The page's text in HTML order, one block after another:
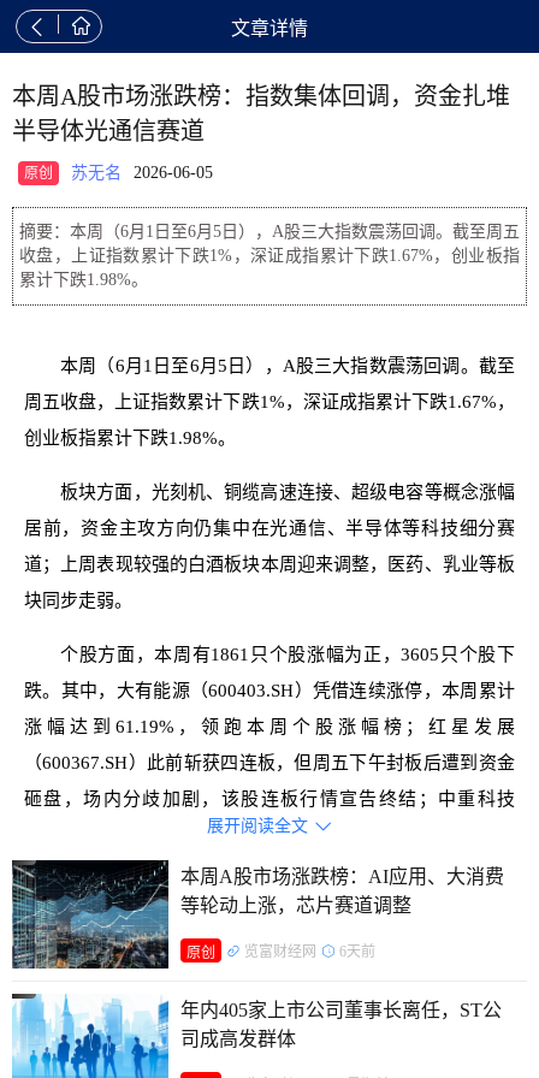
  文章详情
本周A股市场涨跌榜：指数集体回调，资金扎堆
半导体光通信赛道
原创 苏无名 2026-06-05
摘要：本周（6月1日至6月5日），A股三大指数震荡回调。截至周五
收盘，上证指数累计下跌1%，深证成指累计下跌1.67%，创业板指
累计下跌1.98%。
本周（6月1日至6月5日），A股三大指数震荡回调。截至
周五收盘，上证指数累计下跌1%，深证成指累计下跌1.67%，
创业板指累计下跌1.98%。
板块方面，光刻机、铜缆高速连接、超级电容等概念涨幅
居前，资金主攻方向仍集中在光通信、半导体等科技细分赛
道；上周表现较强的白酒板块本周迎来调整，医药、乳业等板
块同步走弱。
个股方面，本周有1861只个股涨幅为正，3605只个股下
跌。其中，大有能源（600403.SH）凭借连续涨停，本周累计
涨幅达到61.19%，领跑本周个股涨幅榜；红星发展
（600367.SH）此前斩获四连板，但周五下午封板后遭到资金
砸盘，场内分歧加剧，该股连板行情宣告终结；中重科技
（603135.SH）因机器人业务布局受到资金关注，本周收获3
连板。与此同时，多只退市股进入退市整理期，本周股价大幅
下挫。
成交金额方面，本周沪深两市日均成交额达到29255亿
元，环比上周出现明显回落，侧面反映出市场避险情绪升温，
盘面成交活跃度同步回落。
展开阅读全文 
本周A股市场涨跌榜：AI应用、大消费
等轮动上涨，芯片赛道调整
原创 览富财经网 6天前
年内405家上市公司董事长离任，ST公
司成高发群体